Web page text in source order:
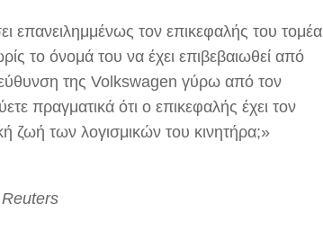
επανειλημμένως τον επικεφαλής του τομέα
το όνομά του να έχει επιβεβαιωθεί από
της Volkswagen γύρω από τον
πραγματικά ότι ο επικεφαλής έχει τον
ζωή των λογισμικών του κινητήρα;»